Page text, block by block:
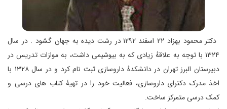
دکتر محمود بهزاد ۲۲ اسفند ۱۲۹۲ در رشت دیده به جهان گشود . در سال
۱۳۲۴ با توجه به علاقهٔ زیادی که به بیوشیمی داشت، به موازات تدریس در
دبیرستان البرز تهران در دانشکدهٔ داروسازی ثبت نام کرد و در سال ۱۳۲۸ با
اخذ مدرک دکترای داروسازی، فعالیت خود را در تهیهٔ کتاب های درسی و
کمک درسی متمرکز ساخت.